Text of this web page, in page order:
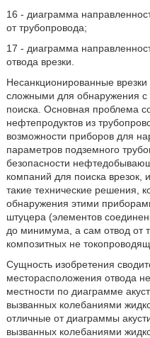
16 - диаграмма
от трубопровода;
17 - диаграмма
отвода врезки.
Несанкционированные
сложными для обнаружения с
поиска. Основная проблема
нефтепродуктов из
возможности приборов для
параметров подземного
безопасности
компаний для поиска врезок,
такие технические решения,
обнаружения этими
штуцера (элементов
до минимума, а сам отвод от
композитных не
Сущность изобретения
месторасположения отвода
местности по диаграмме
вызванных колебаниями
отличные от диаграммы
вызванных колебаниями